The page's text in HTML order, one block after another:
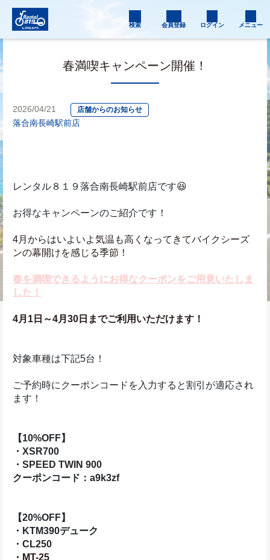
検索 会員登録 ログイン メニュー
春満喫キャンペーン開催！
2026/04/21 店舗からのお知らせ
落合南長崎駅前店
レンタル８１９落合南長崎駅前店です😆
お得なキャンペーンのご紹介です！
4月からはいよいよ気温も高くなってきてバイクシーズ
ンの幕開けを感じる季節！
春を満喫できるようにお得なクーポンをご用意いたしま
した！
4月1日～4月30日までご利用いただけます！
対象車種は下記5台！
ご予約時にクーポンコードを入力すると割引が適応され
ます！
【10%OFF】
・XSR700
・SPEED TWIN 900
クーポンコード：a9k3zf
【20%OFF】
・KTM390デューク
・CL250
・MT-25